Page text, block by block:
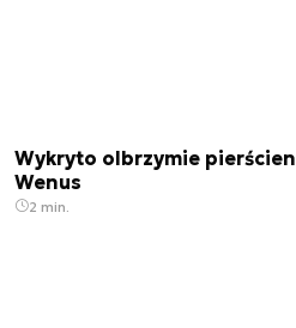
Wykryto olbrzymie
Wenus
2 min.